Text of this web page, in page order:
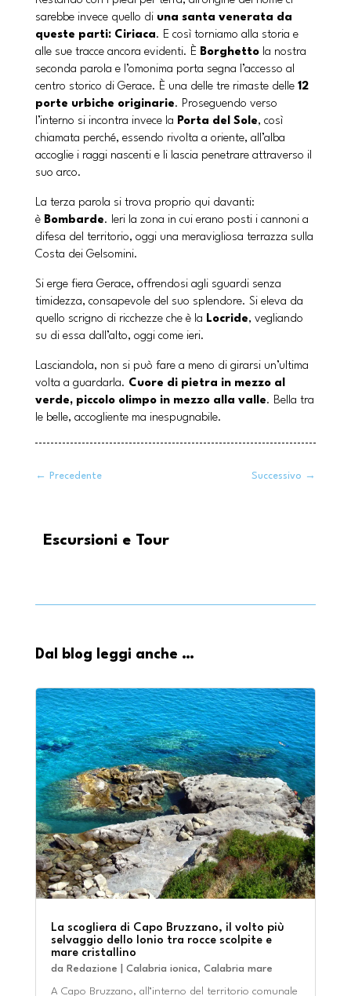
sarebbe invece quello di una santa venerata da
queste parti: Ciriaca. E così torniamo alla storia e
alle sue tracce ancora evidenti. È Borghetto la nostra
seconda parola e l’omonima porta segna l’accesso al
centro storico di Gerace. È una delle tre rimaste delle12
porte urbiche originarie. Proseguendo verso
l’interno si incontra invece la Porta del Sole, così
chiamata perché, essendo rivolta a oriente, all’alba
accoglie i raggi nascenti e li lascia penetrare attraverso il
suo arco.
La terza parola si trova proprio qui davanti:
è Bombarde. Ieri la zona in cui erano posti i cannoni a
difesa del territorio, oggi una meravigliosa terrazza sulla
Costa dei Gelsomini.
Si erge fiera Gerace, offrendosi agli sguardi senza
timidezza, consapevole del suo splendore. Si eleva da
quello scrigno di ricchezze che è la Locride, vegliando
su di essa dall’alto, oggi come ieri.
Lasciandola, non si può fare a meno di girarsi un’ultima
volta a guardarla. Cuore di pietra in mezzo al
verde, piccolo olimpo in mezzo alla valle. Bella tra
le belle, accogliente ma inespugnabile.
← Precedente Successivo →
Escursioni e Tour
Dal blog leggi anche …
La scogliera di Capo Bruzzano, il volto più
selvaggio dello Ionio tra rocce scolpite e
mare cristallino
da Redazione Calabria ionica, Calabria mare
A Capo Bruzzano, all’interno del territorio comunale